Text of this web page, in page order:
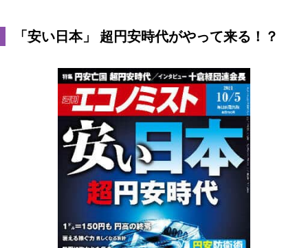
「安い日本」 超円安時代がやって来る！？